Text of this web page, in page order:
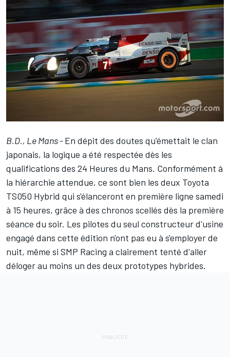
B.D., Le Mans -En dépit des doutes qu'émettait le clan
japonais, la logique a été respectée dès les
qualifications des 24 Heures du Mans. Conformément à
la hiérarchie attendue, ce sont bien les deux Toyota
TS050 Hybrid qui s'élanceront en première ligne samedi
à 15 heures, grâce à des chronos scellés dès la première
séance du soir. Les pilotes du seul constructeur d'usine
engagé dans cette édition n'ont pas eu à s'employer de
nuit, même si SMP Racing a clairement tenté d'aller
déloger au moins un des deux prototypes hybrides.